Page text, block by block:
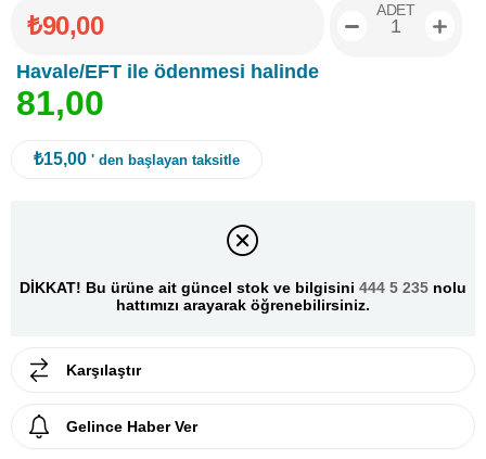
₺90,00
Havale/EFT ile ödenmesi halinde
81,00
ADET
₺15,00 ' den başlayan taksitle
DİKKAT! Bu ürüne ait güncel stok ve bilgisini 444 5 235 nolu
hattımızı arayarak öğrenebilirsiniz.
Karşılaştır
Gelince Haber Ver